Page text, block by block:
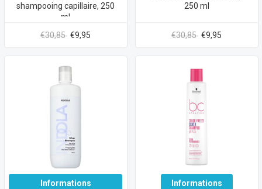
shampooing capillaire, 250
ml
€30,85 €9,95
250 ml
€30,85 €9,95
Informations
Informations